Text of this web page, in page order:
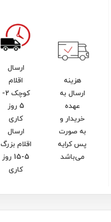
هزینه
ارسال به
عهده
خریدار و
به صورت
پس کرایه
می‌باشد
ارسال
اقلام
کوچک 2-
5 روز
کاری
ارسال
اقلام بزرگ
5-15 روز
کاری